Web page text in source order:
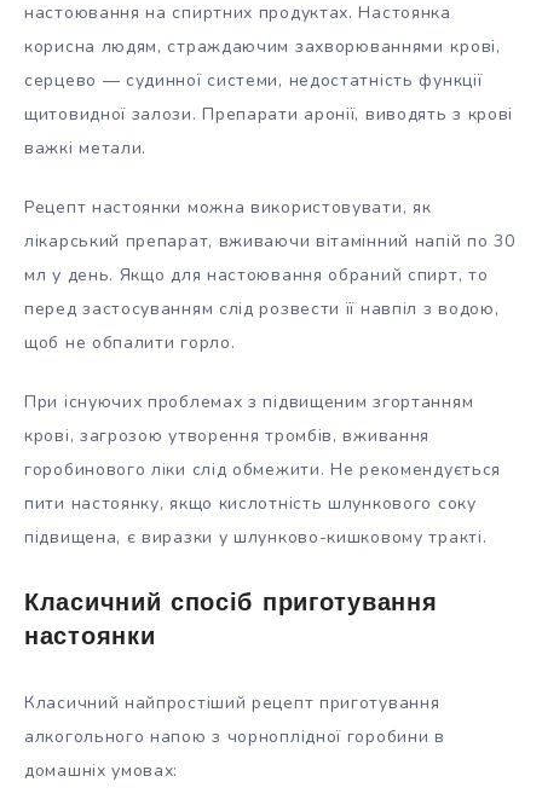
настоювання на спиртних продуктах. Настоянка
корисна людям, страждаючим захворюваннями крові,
серцево — судинної системи, недостатність функції
щитовидної залози. Препарати аронії, виводять з крові
важкі метали.
Рецепт настоянки можна використовувати, як
лікарський препарат, вживаючи вітамінний напій по 30
мл у день. Якщо для настоювання обраний спирт, то
перед застосуванням слід розвести її навпіл з водою,
щоб не обпалити горло.
При існуючих проблемах з підвищеним згортанням
крові, загрозою утворення тромбів, вживання
горобинового ліки слід обмежити. Не рекомендується
пити настоянку, якщо кислотність шлункового соку
підвищена, є виразки у шлунково-кишковому тракті.
Класичний спосіб приготування
настоянки
Класичний найпростіший рецепт приготування
алкогольного напою з чорноплідної горобини в
домашніх умовах: